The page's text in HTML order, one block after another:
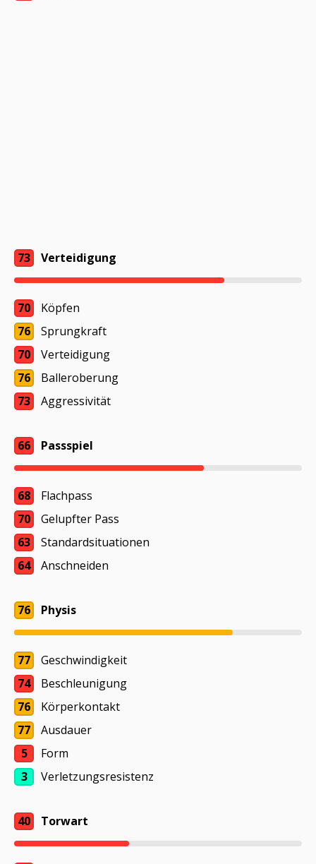
73 Verteidigung
70
Köpfen
76
Sprungkraft
70
Verteidigung
76
Balleroberung
73
Aggressivität
66 Passspiel
68
Flachpass
70
Gelupfter Pass
63
Standardsituationen
64
Anschneiden
76 Physis
77
Geschwindigkeit
74
Beschleunigung
76
Körperkontakt
77
Ausdauer
5
Form
3
Verletzungsresistenz
40 Torwart